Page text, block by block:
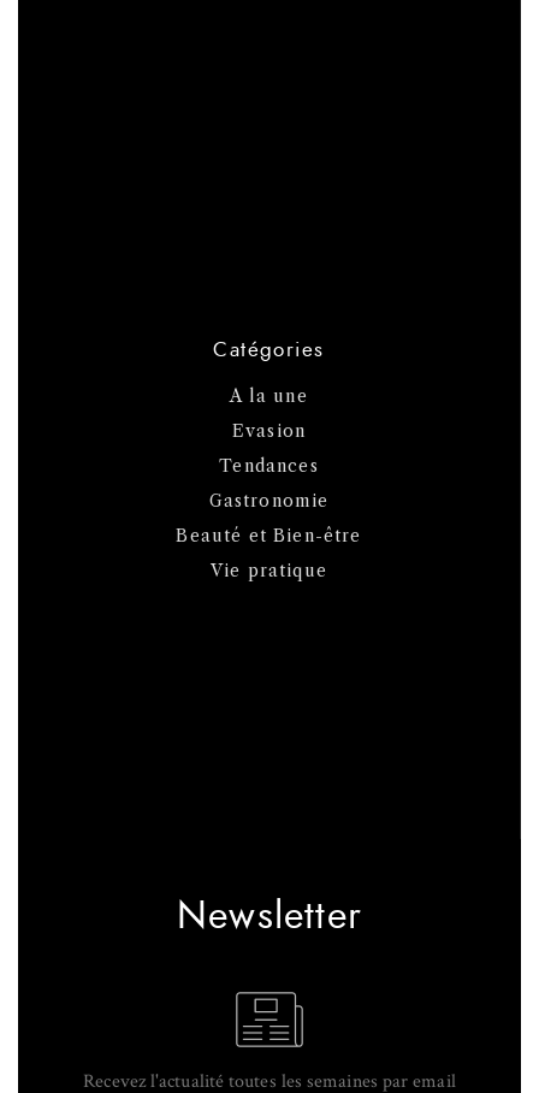
Catégories
A la une
Evasion
Tendances
Gastronomie
Beauté et Bien-être
Vie pratique
Newsletter
Recevez l'actualité toutes les semaines par email